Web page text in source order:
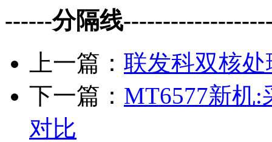
------分隔线
上一篇： 联发科双核
下一篇： MT6577新机:
对比